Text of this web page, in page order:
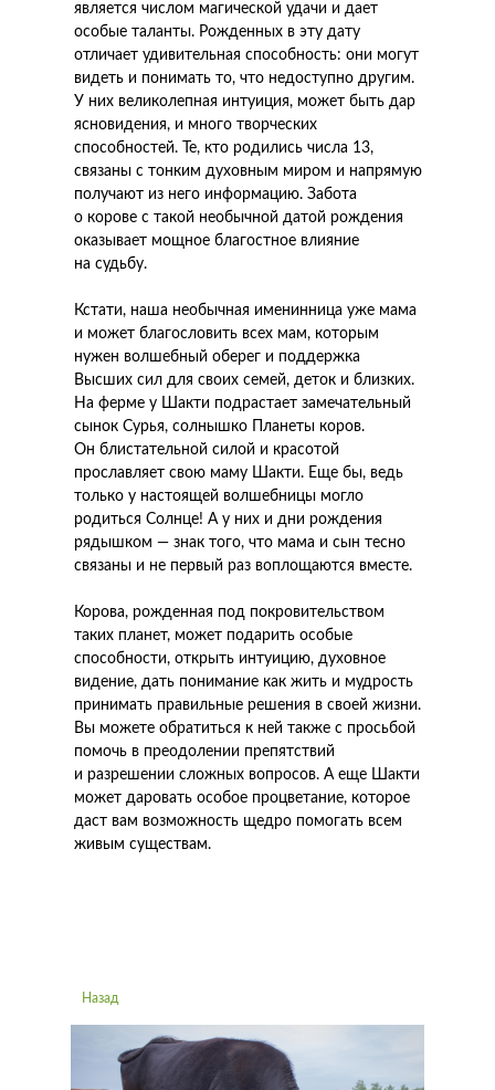
является числом магической удачи и дает
особые таланты. Рожденных в эту дату
отличает удивительная способность: они могут
видеть и понимать то, что недоступно другим.
У них великолепная интуиция, может быть дар
ясновидения, и много творческих
способностей. Те, кто родились числа 13,
связаны с тонким духовным миром и напрямую
получают из него информацию. Забота
о корове с такой необычной датой рождения
оказывает мощное благостное влияние
на судьбу.
Кстати, наша необычная именинница уже мама
и может благословить всех мам, которым
нужен волшебный оберег и поддержка
Высших сил для своих семей, деток и близких.
На ферме у Шакти подрастает замечательный
сынок Сурья, солнышко Планеты коров.
Он блистательной силой и красотой
прославляет свою маму Шакти. Еще бы, ведь
только у настоящей волшебницы могло
родиться Солнце! А у них и дни рождения
рядышком — знак того, что мама и сын тесно
связаны и не первый раз воплощаются вместе.
Корова, рожденная под покровительством
таких планет, может подарить особые
способности, открыть интуицию, духовное
видение, дать понимание как жить и мудрость
принимать правильные решения в своей жизни.
Вы можете обратиться к ней также с просьбой
помочь в преодолении препятствий
и разрешении сложных вопросов. А еще Шакти
может даровать особое процветание, которое
даст вам возможность щедро помогать всем
живым существам.
Назад